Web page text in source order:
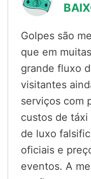
Golpes são
que em
grande fluxo
visitantes
serviços com
custos de
de luxo
oficiais e
eventos. A